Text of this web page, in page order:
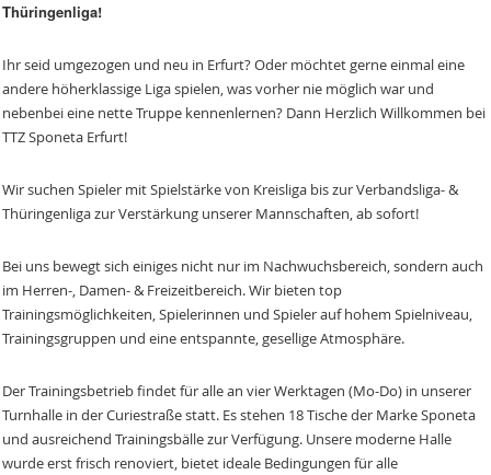
Thüringenliga!
Ihr seid umgezogen und neu in Erfurt? Oder möchtet gerne einmal eine
andere höherklassige Liga spielen, was vorher nie möglich war und
nebenbei eine nette Truppe kennenlernen? Dann Herzlich Willkommen bei
TTZ Sponeta Erfurt!
Wir suchen Spieler mit Spielstärke von Kreisliga bis zur Verbandsliga- &
Thüringenliga zur Verstärkung unserer Mannschaften, ab sofort!
Bei uns bewegt sich einiges nicht nur im Nachwuchsbereich, sondern auch
im Herren-, Damen- & Freizeitbereich. Wir bieten top
Trainingsmöglichkeiten, Spielerinnen und Spieler auf hohem Spielniveau,
Trainingsgruppen und eine entspannte, gesellige Atmosphäre.
Der Trainingsbetrieb findet für alle an vier Werktagen (Mo-Do) in unserer
Turnhalle in der Curiestraße statt. Es stehen 18 Tische der Marke Sponeta
und ausreichend Trainingsbälle zur Verfügung. Unsere moderne Halle
wurde erst frisch renoviert, bietet ideale Bedingungen für alle